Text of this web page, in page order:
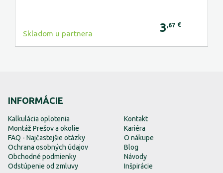
Skladom u partnera 3 ,67 €
INFORMÁCIE
Kalkulácia oplotenia
Montáž Prešov a okolie
FAQ - Najčastejšie otázky
Ochrana osobných údajov
Obchodné podmienky
Odstúpenie od zmluvy
Kontakt
Kariéra
O nákupe
Blog
Návody
Inšpirácie